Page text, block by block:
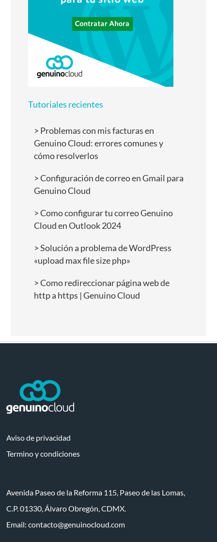
Tutoriales recientes
Problemas con mis facturas en
Genuino Cloud: errores comunes y
cómo resolverlos
Configuración de correo en Gmail para
Genuino Cloud
Como configurar tu correo Genuino
Cloud en Outlook 2024
Solución a problema de WordPress
«upload max file size php»
Como redireccionar página web de
http a https | Genuino Cloud
Aviso de privacidad
Termino y condiciones
Avenida Paseo de la Reforma 115, Paseo de las Lomas,
C.P. 01330, Álvaro Obregón, CDMX.
Email:contacto@genuinocloud.com